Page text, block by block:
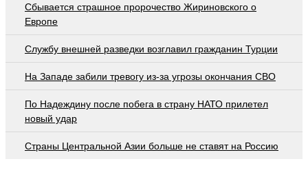
Сбывается страшное пророчество Жириновского о
Европе
Службу внешней разведки возглавил гражданин Турции
На Западе забили тревогу из-за угрозы окончания СВО
По Надеждину после побега в страну НАТО прилетел
новый удар
Страны Центральной Азии больше не ставят на Россию